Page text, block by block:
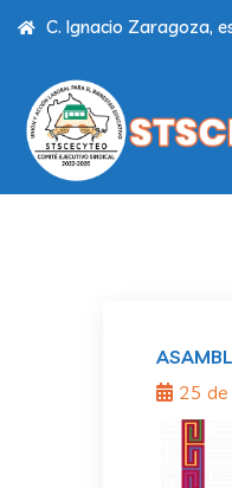
C. Ignacio Zaragoza,
25